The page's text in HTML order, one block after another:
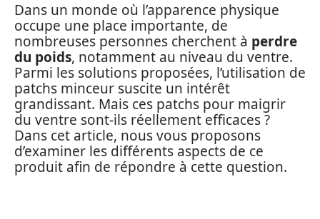
Dans un monde où l’apparence physique
occupe une place importante, de
nombreuses personnes cherchent à perdre
du poids, notamment au niveau du ventre.
Parmi les solutions proposées, l’utilisation de
patchs minceur suscite un intérêt
grandissant. Mais ces patchs pour maigrir
du ventre sont-ils réellement efficaces ?
Dans cet article, nous vous proposons
d’examiner les différents aspects de ce
produit afin de répondre à cette question.